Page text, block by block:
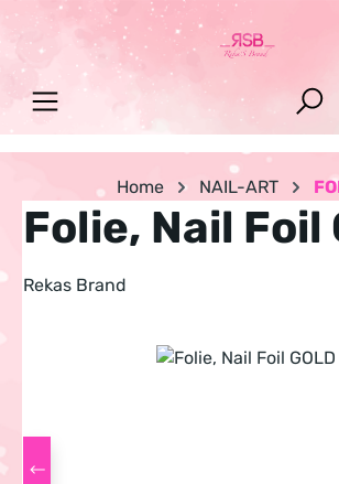
Zum Hauptinhalt springen
Home NAIL-ART
Folie, Nail Foil
Rekas Brand
Bildergalerie überspringen